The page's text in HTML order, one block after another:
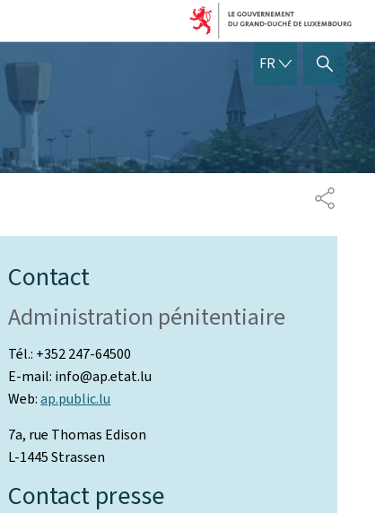
FRFRANÇAIS
AFFICHER / MASQUER
Contact
Administration pénitentiaire
Tél.: +352 247-64500
E-mail: info@ap.etat.lu
Web:ap.public.lu
7a, rue Thomas Edison
L-1445 Strassen
Contact presse